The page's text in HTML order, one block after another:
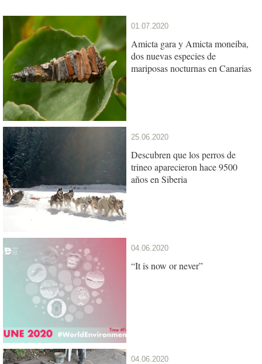
01.07.2020
Amicta gara y Amicta moneiba,
dos nuevas especies de
mariposas nocturnas en Canarias
25.06.2020
Descubren que los perros de
trineo aparecieron hace 9500
años en Siberia
04.06.2020
“It is now or never”
04.06.2020